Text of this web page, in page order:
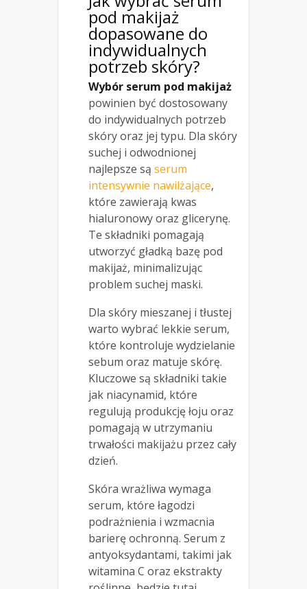
pod makijaż
dopasowane do
indywidualnych
potrzeb skóry?
Wybór serum pod makijaż
powinien być dostosowany
do indywidualnych potrzeb
skóry oraz jej typu. Dla skóry
suchej i odwodnionej
najlepsze są serum
intensywnie nawilżające,
które zawierają kwas
hialuronowy oraz glicerynę.
Te składniki pomagają
utworzyć gładką bazę pod
makijaż, minimalizując
problem suchej maski.
Dla skóry mieszanej i tłustej
warto wybrać lekkie serum,
które kontroluje wydzielanie
sebum oraz matuje skórę.
Kluczowe są składniki takie
jak niacynamid, które
regulują produkcję łoju oraz
pomagają w utrzymaniu
trwałości makijażu przez cały
dzień.
Skóra wrażliwa wymaga
serum, które łagodzi
podrażnienia i wzmacnia
barierę ochronną. Serum z
antyoksydantami, takimi jak
witamina C oraz ekstrakty